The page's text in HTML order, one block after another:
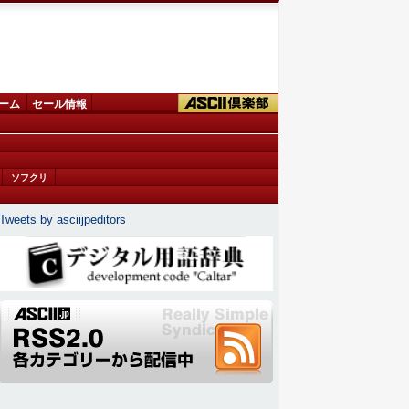
ム セール情報
ソフクリ
Tweets by asciijpeditors